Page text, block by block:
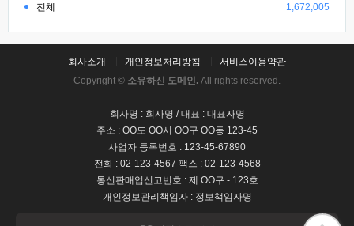
전체 1,672,005
회사소개 개인정보처리방침
서비스이용약관
Copyright © 소유하신 도메인. All rights reserved.
회사명 : 회사명 / 대표 : 대표자명
주소 : OO도 OO시 OO구 OO동 123-45
사업자 등록번호 : 123-45-67890
전화 : 02-123-4567 팩스 : 02-123-4568
통신판매업신고번호 : 제 OO구 - 123호
개인정보관리책임자 : 정보책임자명